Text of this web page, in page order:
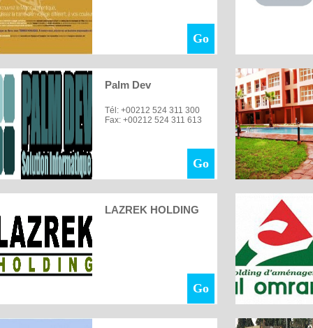
Go
Palm Dev
Tél: +00212 524 311 300
Fax: +00212 524 311 613
Go
LAZREK HOLDING
Go